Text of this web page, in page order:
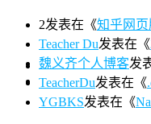
2发表在《知乎网页
Teacher Du发表在《
魏义齐个人博客发
TeacherDu发表在《
YGBKS发表在《